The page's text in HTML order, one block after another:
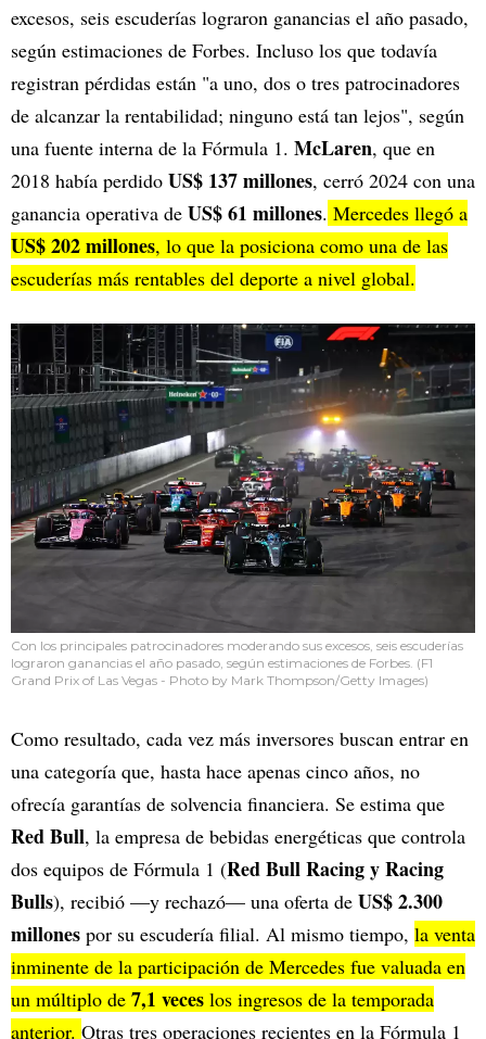
excesos, seis escuderías lograron ganancias el año pasado,
según estimaciones de Forbes. Incluso los que todavía
registran pérdidas están "a uno, dos o tres patrocinadores
de alcanzar la rentabilidad; ninguno está tan lejos", según
una fuente interna de la Fórmula 1. McLaren, que en
2018 había perdido US$ 137 millones, cerró 2024 con una
ganancia operativa de US$ 61 millones. Mercedes llegó a
US$ 202 millones, lo que la posiciona como una de las
escuderías más rentables del deporte a nivel global.
Con los principales patrocinadores moderando sus excesos, seis escuderías
lograron ganancias el año pasado, según estimaciones de Forbes. (F1
Grand Prix of Las Vegas - Photo by Mark Thompson/Getty Images)
Como resultado, cada vez más inversores buscan entrar en
una categoría que, hasta hace apenas cinco años, no
ofrecía garantías de solvencia financiera. Se estima que
Red Bull, la empresa de bebidas energéticas que controla
dos equipos de Fórmula 1 (Red Bull Racing y Racing
Bulls), recibió —y rechazó— una oferta de US$ 2.300
millones por su escudería filial. Al mismo tiempo, la venta
inminente de la participación de Mercedes fue valuada en
un múltiplo de 7,1 veces los ingresos de la temporada
anterior. Otras tres operaciones recientes en la Fórmula 1